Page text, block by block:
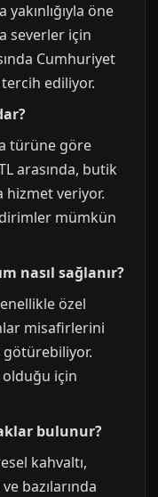
öne
severler için
Cumhuriyet
ediliyor.
türüne göre
arasında, butik
hizmet veriyor.
mümkün
nasıl sağlanır?
özel
misafirlerini
götürebiliyor.
olduğu için
bulunur?
kahvaltı,
bazılarında